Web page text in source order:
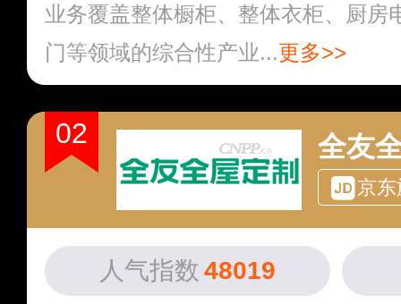
业务覆盖整体橱柜、整体衣柜、厨房
门等领域的综合性产业...更多>>
02 全友
京
人气指数 48019